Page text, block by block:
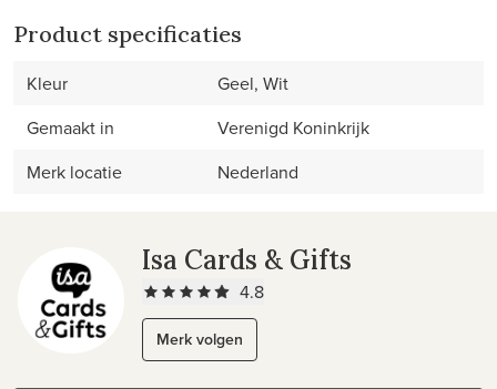
Product specificaties
Kleur
Geel, Wit
Gemaakt in
Verenigd Koninkrijk
Merk locatie
Nederland
Isa Cards & Gifts
4.8
Merk volgen